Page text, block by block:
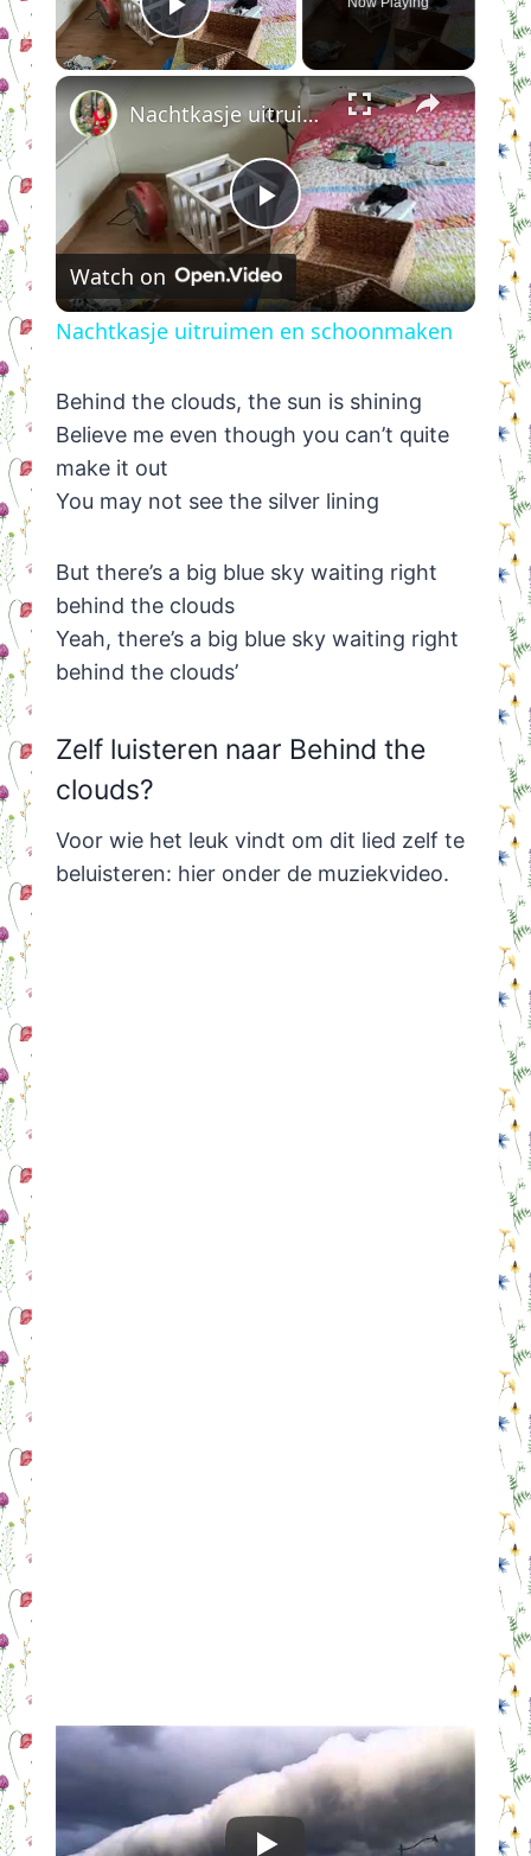
Play Video
×
Play
Video
Nachtkasje uitruimen en schoonmaken
Watch on
Nachtkasje uitruimen en schoonmaken
Behind the clouds, the sun is shining
Believe me even though you can’t quite
make it out
You may not see the silver lining
But there’s a big blue sky waiting right
behind the clouds
Yeah, there’s a big blue sky waiting right
behind the clouds’
Zelf luisteren naar Behind the
clouds?
Voor wie het leuk vindt om dit lied zelf te
beluisteren: hier onder de muziekvideo.